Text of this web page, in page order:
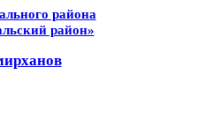
района
район»